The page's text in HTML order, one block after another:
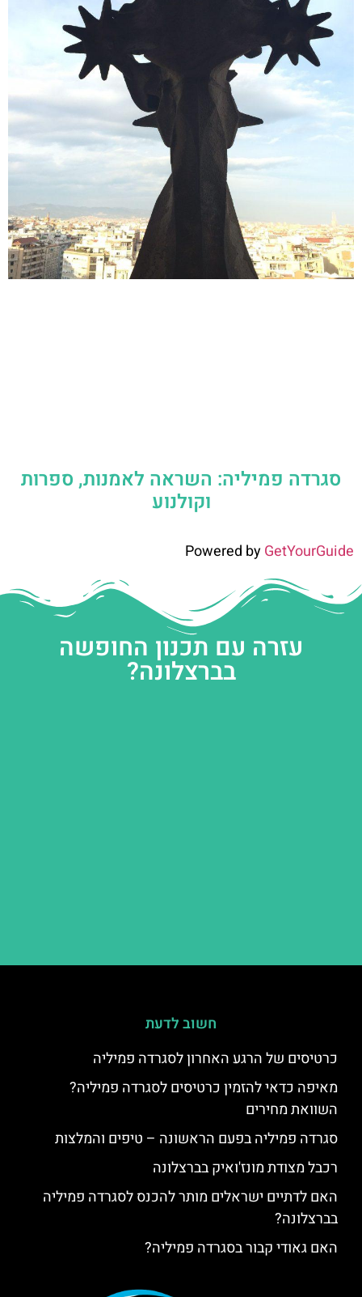
סגרדה פמיליה: השראה לאמנות, ספרות
וקולנוע
Powered byGetYourGuide
עזרה עם תכנון החופשה
בברצלונה?
חשוב לדעת
כרטיסים של הרגע האחרון לסגרדה פמיליה
מאיפה כדאי להזמין כרטיסים לסגרדה פמיליה?
השוואת מחירים
סגרדה פמיליה בפעם הראשונה – טיפים והמלצות
רכבל מצודת מונז'ואיק בברצלונה
האם לדתיים ישראלים מותר להכנס לסגרדה פמיליה
בברצלונה?
האם גאודי קבור בסגרדה פמיליה?